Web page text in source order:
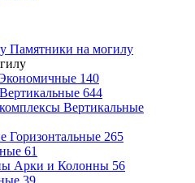
Памятники на могилу
140
Вертикальные 644
Вертикальные
Горизонтальные 265
61
Арки и Колонны 56
39